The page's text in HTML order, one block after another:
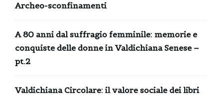
Archeo-sconfinamenti
A 80 anni dal suffragio femminile: memorie e
conquiste delle donne in Valdichiana Senese –
pt.2
Valdichiana Circolare: il valore sociale dei libri